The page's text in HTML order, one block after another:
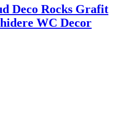
Deco Rocks Grafit
WC Decor